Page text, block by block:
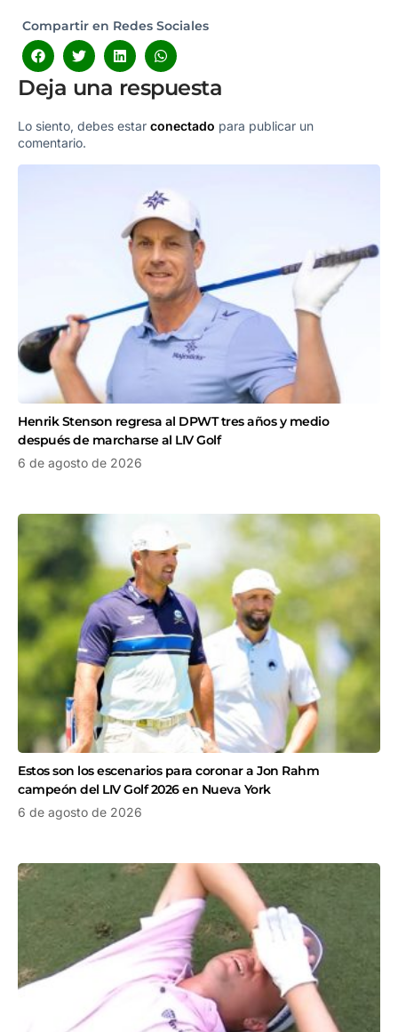
Compartir en Redes Sociales
Deja una respuesta
Lo siento, debes estar conectado para publicar un
comentario.
Henrik Stenson regresa al DPWT tres años y medio
después de marcharse al LIV Golf
6 de agosto de 2026
Estos son los escenarios para coronar a Jon Rahm
campeón del LIV Golf 2026 en Nueva York
6 de agosto de 2026